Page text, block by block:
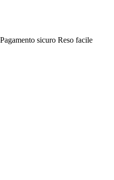
Pagamento sicuro Reso facile